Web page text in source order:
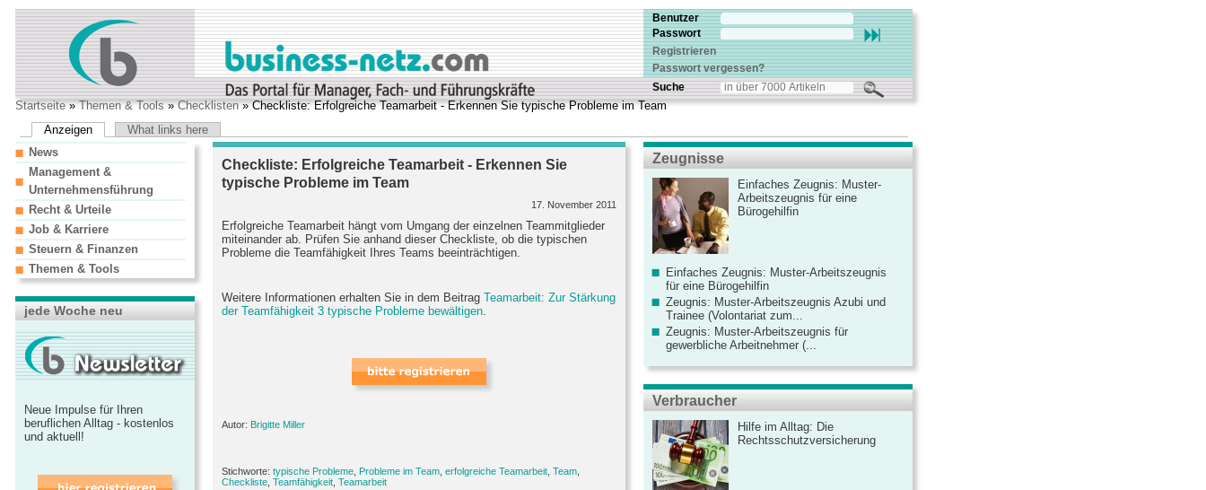
Benutzer
Passwort
Registrieren
Passwort vergessen?
Suche
Startseite»Themen & Tools»Checklisten» Checkliste: Erfolgreiche Teamarbeit - Erkennen Sie typische Probleme im Team
Anzeigen
What links here
Checkliste: Erfolgreiche Teamarbeit - Erkennen Sie
typische Probleme im Team
17. November 2011
Erfolgreiche Teamarbeit hängt vom Umgang der einzelnen Teammitglieder
miteinander ab. Prüfen Sie anhand dieser Checkliste, ob die typischen
Probleme die Teamfähigkeit Ihres Teams beeinträchtigen.
Weitere Informationen erhalten Sie in dem Beitrag Teamarbeit: Zur Stärkung
der Teamfähigkeit 3 typische Probleme bewältigen
Autor: Brigitte Miller
Stichworte: typische Probleme Probleme im Team erfolgreiche Teamarbeit Team
Checkliste Teamfähigkeit Teamarbeit
News
Management &
Unternehmensführung
Recht & Urteile
Job & Karriere
Steuern & Finanzen
Themen & Tools
jede Woche neu
Neue Impulse für Ihren
beruflichen Alltag - kostenlos
und aktuell!
Zeugnisse
Einfaches Zeugnis: Muster-
Arbeitszeugnis für eine
Bürogehilfin
Einfaches Zeugnis: Muster-Arbeitszeugnis
für eine Bürogehilfin
Zeugnis: Muster-Arbeitszeugnis Azubi und
Trainee (Volontariat zum...
Zeugnis: Muster-Arbeitszeugnis für
gewerbliche Arbeitnehmer (...
Verbraucher
Hilfe im Alltag: Die
Rechtsschutzversicherung